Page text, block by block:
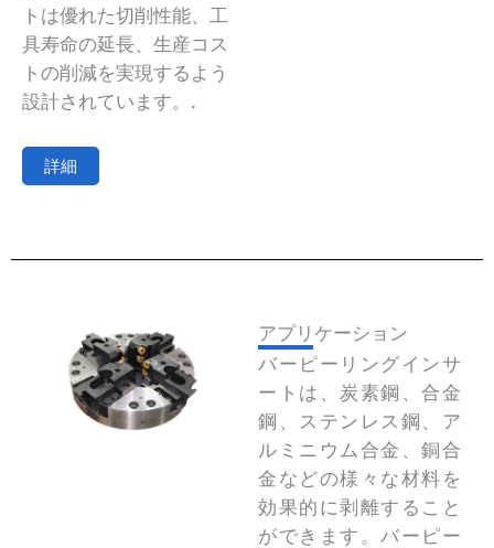
トは優れた切削性能、工
具寿命の延長、生産コス
トの削減を実現するよう
設計されています。.
詳細
アプリケーション
バーピーリングインサ
ートは、炭素鋼、合金
鋼、ステンレス鋼、ア
ルミニウム合金、銅合
金などの様々な材料を
効果的に剥離すること
ができます。バーピー